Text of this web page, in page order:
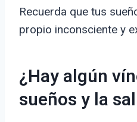
Recuerda que tus
propio inconsciente y
¿Hay algún
sueños y la